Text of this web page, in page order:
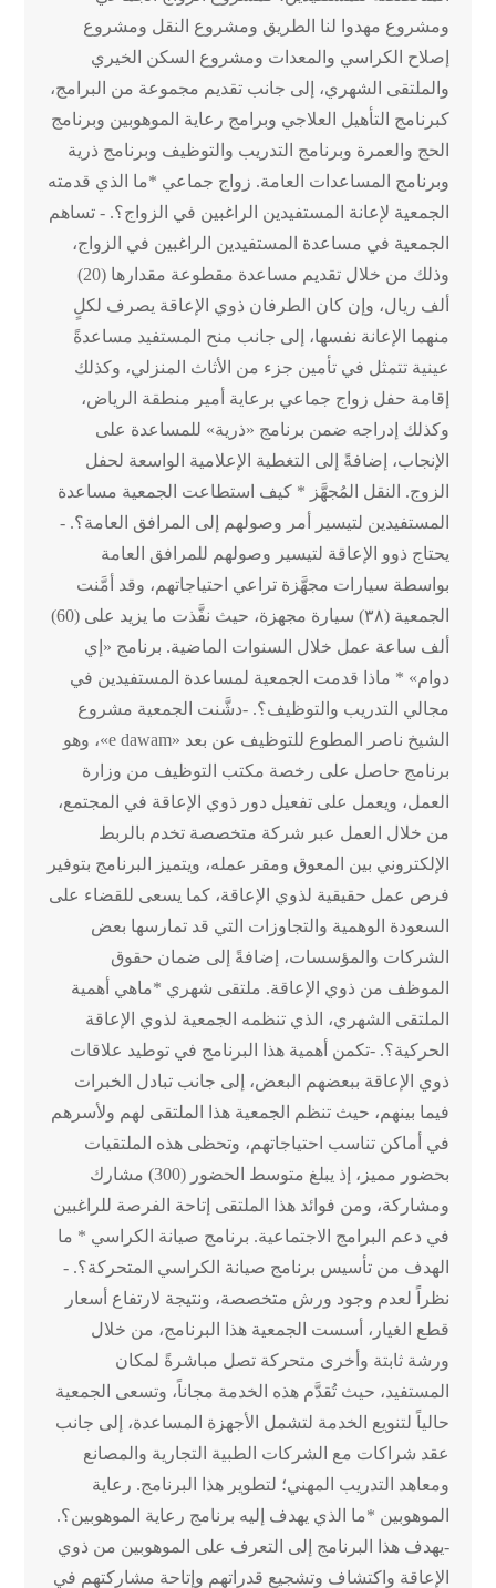
ومشروع مهدوا لنا الطريق ومشروع النقل ومشروع
إصلاح الكراسي والمعدات ومشروع السكن الخيري
والملتقى الشهري، إلى جانب تقديم مجموعة من البرامج،
كبرنامج التأهيل العلاجي وبرامج رعاية الموهوبين وبرنامج
الحج والعمرة وبرنامج التدريب والتوظيف وبرنامج ذرية
وبرنامج المساعدات العامة. زواج جماعي *ما الذي قدمته
الجمعية لإعانة المستفيدين الراغبين في الزواج؟. - تساهم
الجمعية في مساعدة المستفيدين الراغبين في الزواج،
وذلك من خلال تقديم مساعدة مقطوعة مقدارها (20)
ألف ريال، وإن كان الطرفان ذوي الإعاقة يصرف لكلٍ
منهما الإعانة نفسها، إلى جانب منح المستفيد مساعدةً
عينية تتمثل في تأمين جزء من الأثاث المنزلي، وكذلك
إقامة حفل زواج جماعي برعاية أمير منطقة الرياض،
وكذلك إدراجه ضمن برنامج «ذرية» للمساعدة على
الإنجاب، إضافةً إلى التغطية الإعلامية الواسعة لحفل
الزوج. النقل المُجهَّز * كيف استطاعت الجمعية مساعدة
المستفيدين لتيسير أمر وصولهم إلى المرافق العامة؟. -
يحتاج ذوو الإعاقة لتيسير وصولهم للمرافق العامة
بواسطة سيارات مجهَّزة تراعي احتياجاتهم، وقد أمَّنت
الجمعية (٣٨) سيارة مجهزة، حيث نفَّذت ما يزيد على (60)
ألف ساعة عمل خلال السنوات الماضية. برنامج «إي
دوام» * ماذا قدمت الجمعية لمساعدة المستفيدين في
مجالي التدريب والتوظيف؟. -دشَّنت الجمعية مشروع
الشيخ ناصر المطوع للتوظيف عن بعد «e dawam»، وهو
برنامج حاصل على رخصة مكتب التوظيف من وزارة
العمل، ويعمل على تفعيل دور ذوي الإعاقة في المجتمع،
من خلال العمل عبر شركة متخصصة تخدم بالربط
الإلكتروني بين المعوق ومقر عمله، ويتميز البرنامج بتوفير
فرص عمل حقيقية لذوي الإعاقة، كما يسعى للقضاء على
السعودة الوهمية والتجاوزات التي قد تمارسها بعض
الشركات والمؤسسات، إضافةً إلى ضمان حقوق
الموظف من ذوي الإعاقة. ملتقى شهري *ماهي أهمية
الملتقى الشهري، الذي تنظمه الجمعية لذوي الإعاقة
الحركية؟. -تكمن أهمية هذا البرنامج في توطيد علاقات
ذوي الإعاقة ببعضهم البعض، إلى جانب تبادل الخبرات
فيما بينهم، حيث تنظم الجمعية هذا الملتقى لهم ولأسرهم
في أماكن تناسب احتياجاتهم، وتحظى هذه الملتقيات
بحضور مميز، إذ يبلغ متوسط الحضور (300) مشارك
ومشاركة، ومن فوائد هذا الملتقى إتاحة الفرصة للراغبين
في دعم البرامج الاجتماعية. برنامج صيانة الكراسي * ما
الهدف من تأسيس برنامج صيانة الكراسي المتحركة؟. -
نظراً لعدم وجود ورش متخصصة، ونتيجة لارتفاع أسعار
قطع الغيار، أسست الجمعية هذا البرنامج، من خلال
ورشة ثابتة وأخرى متحركة تصل مباشرةً لمكان
المستفيد، حيث تُقدَّم هذه الخدمة مجاناً، وتسعى الجمعية
حالياً لتنويع الخدمة لتشمل الأجهزة المساعدة، إلى جانب
عقد شراكات مع الشركات الطبية التجارية والمصانع
ومعاهد التدريب المهني؛ لتطوير هذا البرنامج. رعاية
الموهوبين *ما الذي يهدف إليه برنامج رعاية الموهوبين؟.
-يهدف هذا البرنامج إلى التعرف على الموهوبين من ذوي
الإعاقة واكتشاف وتشجيع قدراتهم وإتاحة مشاركتهم في